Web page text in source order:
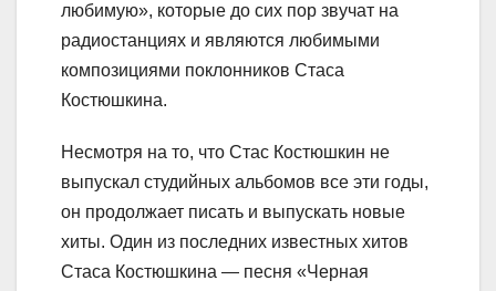
любимую», которые до сих пор звучат на
радиостанциях и являются любимыми
композициями поклонников Стаса
Костюшкина.
Несмотря на то, что Стас Костюшкин не
выпускал студийных альбомов все эти годы,
он продолжает писать и выпускать новые
хиты. Один из последних известных хитов
Стаса Костюшкина — песня «Черная